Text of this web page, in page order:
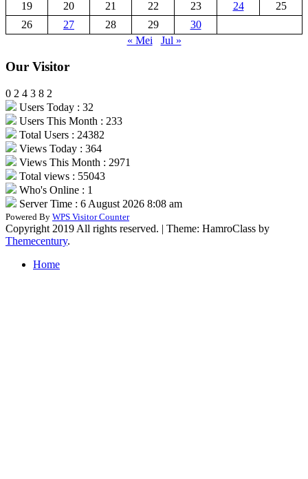
19
20 21 22 23 24
25
26
27 28 29
30
« Mei
Jul »
Our Visitor
0 2 4 3 8 2
Users Today : 32
Users This Month : 233
Total Users : 24382
Views Today : 364
Views This Month : 2971
Total views : 55043
Who's Online : 1
Server Time : 6 August 2026 8:08 am
Powered By WPS Visitor Counter
Copyright 2019 All rights reserved. | Theme: HamroClass by
Themecentury.
Home